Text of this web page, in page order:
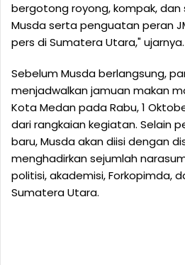
bergotong royong, kompak, dan
Musda serta penguatan peran
pers di Sumatera Utara," ujarnya.
Sebelum Musda berlangsung,
menjadwalkan jamuan makan
Kota Medan pada Rabu, 1
dari rangkaian kegiatan. Selain
baru, Musda akan diisi dengan
menghadirkan sejumlah
politisi, akademisi, Forkopimda,
Sumatera Utara.